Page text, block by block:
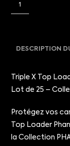
DESCRIPTION
Triple X Top
Lot de 25 –
Protégez vos
Top Loader
la Collection